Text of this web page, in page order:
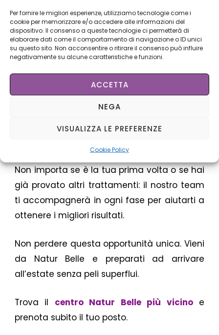
Per fornire le migliori esperienze, utilizziamo tecnologie come i
cookie per memorizzare e/o accedere alle informazioni del
dispositivo. Il consenso a queste tecnologie ci permetterà di
elaborare dati come il comportamento di navigazione o ID unici
su questo sito. Non acconsentire o ritirare il consenso può influire
negativamente su alcune caratteristiche e funzioni.
ACCETTA
NEGA
VISUALIZZA LE PREFERENZE
Cookie Policy
Trattamento personalizzato
Da Natur Belle ci impegniamo a offrirti un
ambiente accogliente e sicuro, utilizzando
tecnologie di ultima generazione (Depilflex)
per garantire risultati ottimali e
Non importa se è la tua prima volta o se hai
già provato altri trattamenti: il nostro team
ti accompagnerà in ogni fase per aiutarti a
ottenere i migliori risultati.
Non perdere questa opportunità unica. Vieni
da Natur Belle e preparati ad arrivare
all’estate senza peli superflui.
Trova il centro Natur Belle più vicinoe
prenota subito il tuo posto.